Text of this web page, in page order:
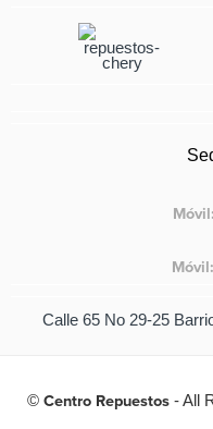
Móvil:
Móvil:
Calle 65 No 29-25
© Centro Repuestos - All